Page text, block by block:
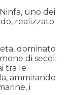
uno dei
realizzato
dominato
di secoli
tra le
ammirando
i